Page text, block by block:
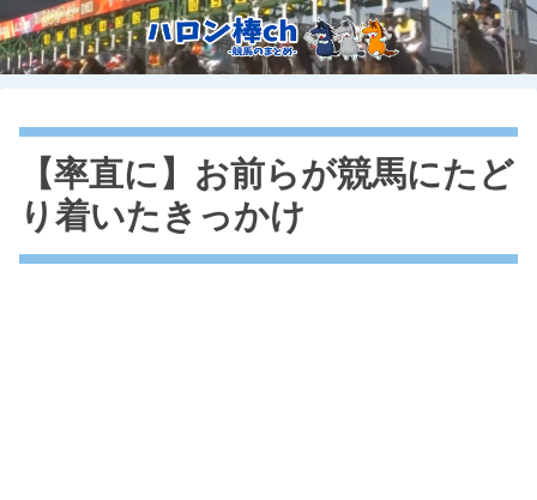
【率直に】お前らが競馬にたど
り着いたきっかけ